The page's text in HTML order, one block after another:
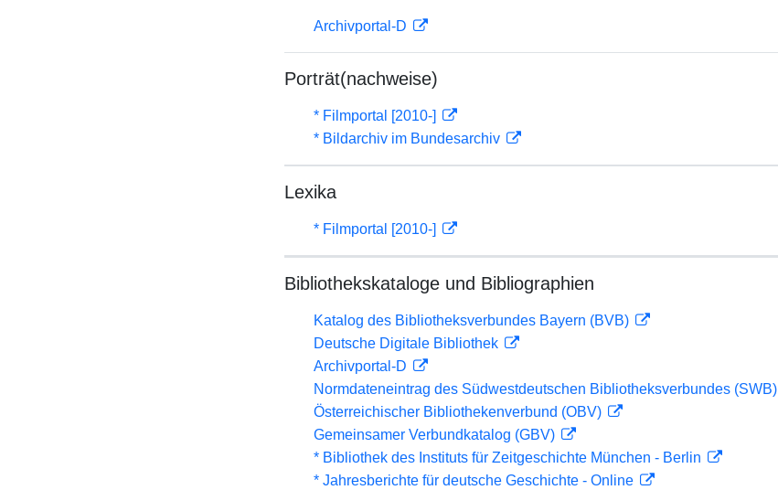
Archivportal-D
Porträt(nachweise)
* Filmportal [2010-]
* Bildarchiv im Bundesarchiv
Lexika
* Filmportal [2010-]
Bibliothekskataloge und Bibliographien
Katalog des Bibliotheksverbundes Bayern (BVB)
Deutsche Digitale Bibliothek
Archivportal-D
Normdateneintrag des Südwestdeutschen Bibliotheksverbundes (SWB)
Österreichischer Bibliothekenverbund (OBV)
Gemeinsamer Verbundkatalog (GBV)
* Bibliothek des Instituts für Zeitgeschichte München - Berlin
* Jahresberichte für deutsche Geschichte - Online